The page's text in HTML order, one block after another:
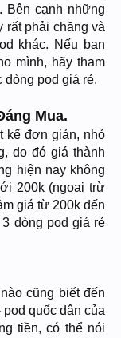
Bên cạnh những
rất phải chăng và
khác. Nếu bạn
mình, hãy tham
dòng pod giá rẻ.
Mua.
kế đơn giản, nhỏ
do đó giá thành
hiện nay không
200k (ngoại trừ
giá từ 200k đến
dòng pod giá rẻ
cũng biết đến
quốc dân của
tiền, có thể nói